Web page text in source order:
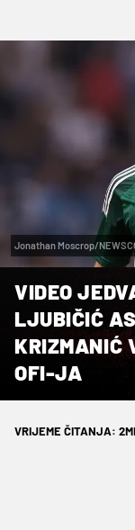
Jonathan Moscrop/
VIDEO
LJUBIČIĆ
KRIZMANIĆ
OFI-JA
VRIJEME ČITANJA: